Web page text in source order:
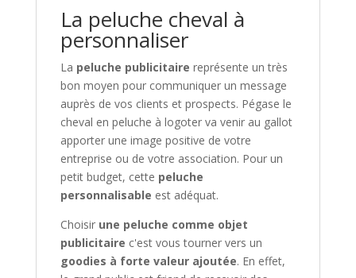
La peluche cheval à
personnaliser
La peluche publicitaire représente un très
bon moyen pour communiquer un message
auprès de vos clients et prospects. Pégase le
cheval en peluche à logoter va venir au gallot
apporter une image positive de votre
entreprise ou de votre association. Pour un
petit budget, cette peluche
personnalisable est adéquat.
Choisir une peluche comme objet
publicitaire c'est vous tourner vers un
goodies à forte valeur ajoutée. En effet,